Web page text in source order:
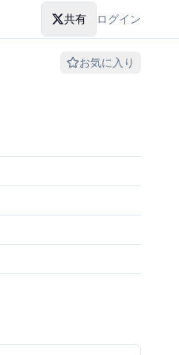
共有 ログイン
お気に入り